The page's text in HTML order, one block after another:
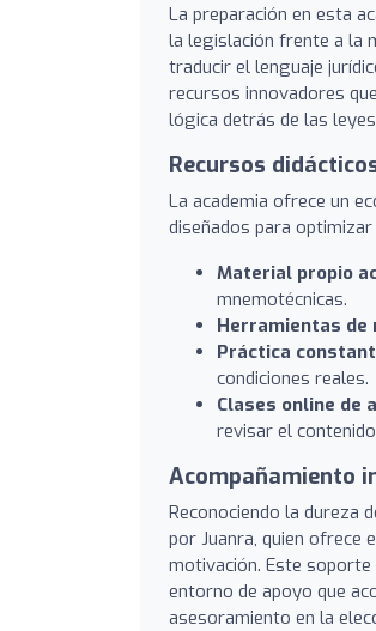
La preparación en esta
la legislación frente a la
traducir el lenguaje
recursos innovadores
lógica detrás de las
Recursos
La academia ofrece un
diseñados para
Material propio
mnemotécnicas.
Herramientas de
Práctica
condiciones reales.
Clases online de
revisar el
Acompañamiento
Reconociendo la dureza
por Juanra, quien ofrece
motivación. Este
entorno de apoyo que
asesoramiento en la